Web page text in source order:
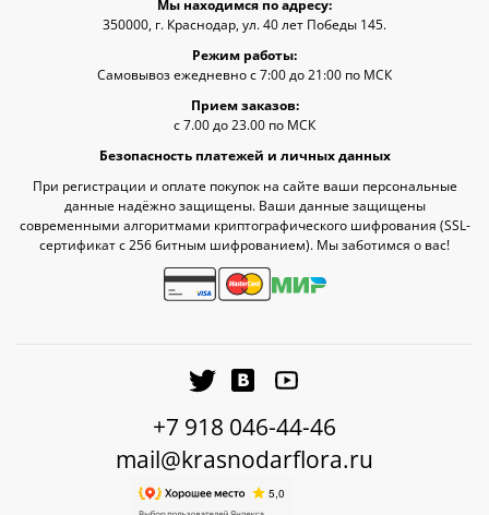
Мы находимся по адресу:
350000, г. Краснодар, ул. 40 лет Победы 145.
Режим работы:
Самовывоз ежедневно с 7:00 до 21:00 по МСК
Прием заказов:
с 7.00 до 23.00 по МСК
Безопасность платежей и личных данных
При регистрации и оплате покупок на сайте ваши персональные
данные надёжно защищены. Ваши данные защищены
современными алгоритмами криптографического шифрования (SSL-
сертификат c 256 битным шифрованием). Мы заботимся о вас!
+7 918 046-44-46
mail@krasnodarflora.ru